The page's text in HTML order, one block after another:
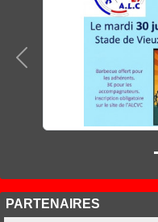
Précedent
PARTENAIRES